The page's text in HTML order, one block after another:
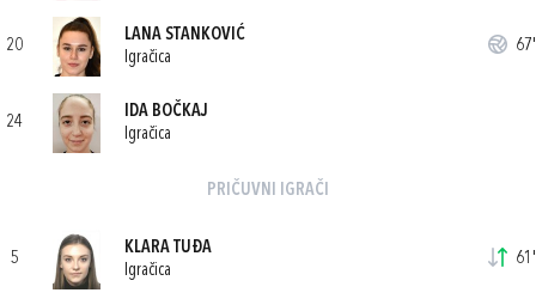
20
LANA STANKOVIĆ
Igračica
67'
24
IDA BOČKAJ
Igračica
PRIČUVNI IGRAČI
5
KLARA TUĐA
Igračica
61'